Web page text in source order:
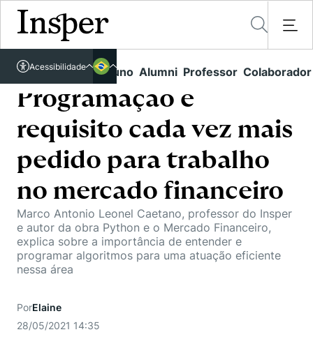
Links rápidos Aluno Alumni Professor Colaborador
Acessibilidade
Acessível em libras
Graduação
Pós-Graduação
Educação Executiva
Busca por Áreas de Conhecimento
Quem Somos
Internacional
Student Life
Núcleo de Carreiras
Como funciona
Comunidade Transforme
Missão
Projetos Sociais
Lista de doadores
Pesquisa no Insper
Centros de Conhecimento
Cátedras
Centro de Dados e IA
Biblioteca Telles
Conteúdos
Carreiras e Cursos
Newsletters
Unidades Acadêmicas
Busca por docentes
Fale Conosco
Programação é
requisito cada vez mais
pedido para trabalho
no mercado financeiro
Marco Antonio Leonel Caetano, professor do Insper
e autor da obra Python e o Mercado Financeiro,
explica sobre a importância de entender e
programar algoritmos para uma atuação eficiente
nessa área
PorElaine
28/05/2021 14:35